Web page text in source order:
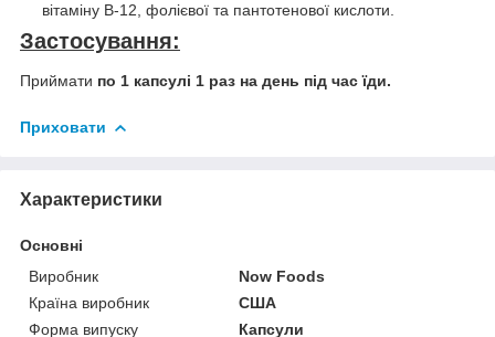
вітаміну В-12, фолієвої та пантотенової кислоти.
Застосування:
Приймати по 1 капсулі 1 раз на день під час їди.
Приховати
Характеристики
Основні
Виробник
Now Foods
Країна виробник
США
Форма випуску
Капсули